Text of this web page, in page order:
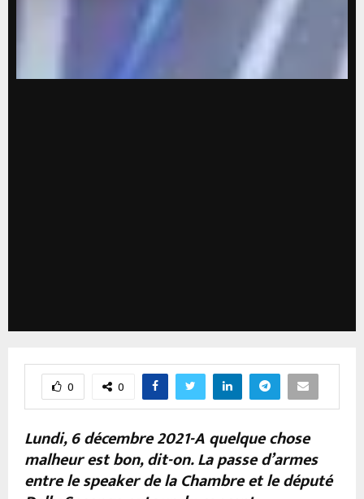
0 0
Lundi, 6 décembre 2021-A quelque chose
malheur est bon, dit-on. La passe d’armes
entre le speaker de la Chambre et le député